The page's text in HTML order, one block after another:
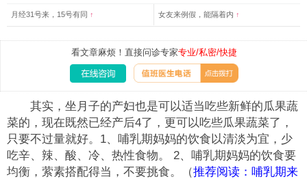
月经31号来，15号有同 ↑ 女友来例假，能隔着内 ↑
看文章麻烦！直接问诊专家专业/私密/快捷
其实，坐月子的产妇也是可以适当吃些新鲜的瓜果蔬
菜的，现在既然已经产后4了，更可以吃些瓜果蔬菜了，
只要不过量就好。1、哺乳期妈妈的饮食以清淡为宜，少
吃辛、辣、酸、冷、热性食物。 2、哺乳期妈妈的饮食要
均衡，萦素搭配得当，不要挑食。（推荐阅读：哺乳期来